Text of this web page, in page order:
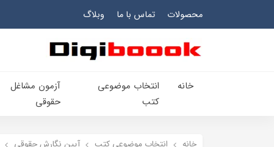
محصولات تماس با ما وبلاگ
خانه
انتخاب​ موضوعي​
کتب
آزمون مشاغل
حقوقی
خانه انتخاب​ موضوعي​ کتب آیین نگارش حقوقی